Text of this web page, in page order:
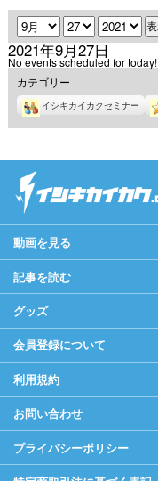
月 日 年
2021年9月27日
No events scheduled for today!
カテゴリー
イシキカイカクセミナー
動画を見る
記事を読む
グッズ
会員登録について
利用規約
お問い合わせ
プライバシーポリシー